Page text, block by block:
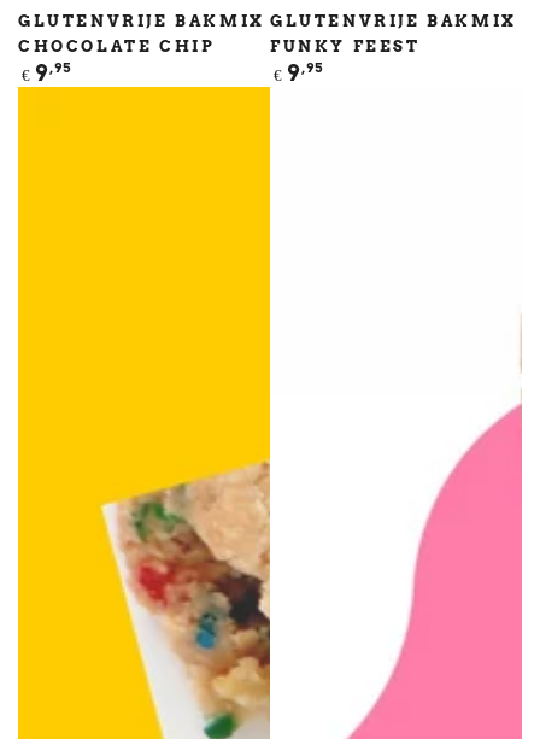
GLUTENVRIJE BAKMIX
CHOCOLATE CHIP
Normale
prijs
€ 9,95
GLUTENVRIJE BAKMIX
FUNKY FEEST
Normale
€ 9,95